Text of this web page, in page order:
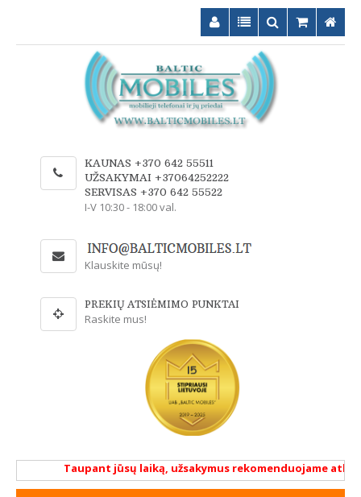
KAUNAS +370 642 55511
UŽSAKYMAI +37064252222
SERVISAS +370 642 55522
I-V 10:30 - 18:00 val.
Klauskite mūsų!
PREKIŲ ATSIĖMIMO PUNKTAI
Raskite mus!
Taupant jūsų laiką, užsakymus rekomenduojame